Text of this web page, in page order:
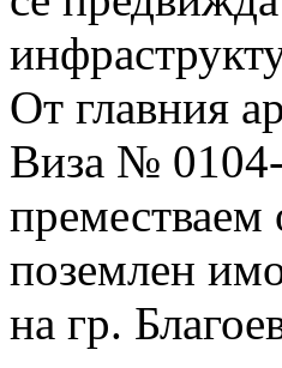
От главния
Виза № 0104-
преместваем
поземлен
на гр.